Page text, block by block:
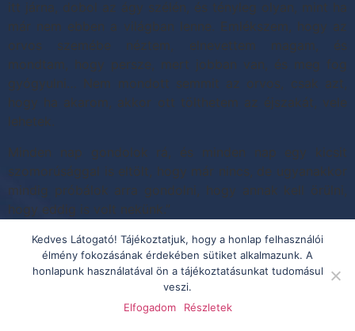
itt járna, dobol az ágy szélén, és tényleg olyan, mint ha
már nem ebben a világban lenne. Emlékszem, hogy az
orvos szemébe néztem, elnevettem magam, és
mondtam, hogy persze, mert jobban van, és meg fog
gyógyulni… Nem mondott semmit az orvos, csak azt,
hogy ha akarom, akkor ott tölthetem az éjszakát, vele
lehetek.
Minden nap gondolok rá, és minden nap egy kicsit
szomorúsággal is eltölt, hogy már nincs, de ugyanakkor
mindig próbálok arra gondolni, hogy annak kell örülni,
hogy eddig is volt nekünk.”
Megjelölténekes,magyar,zene
Kedves Látogató! Tájékoztatjuk, hogy a honlap felhasználói
élmény fokozásának érdekében sütiket alkalmazunk. A
honlapunk használatával ön a tájékoztatásunkat tudomásul
veszi.
Elfogadom
Részletek